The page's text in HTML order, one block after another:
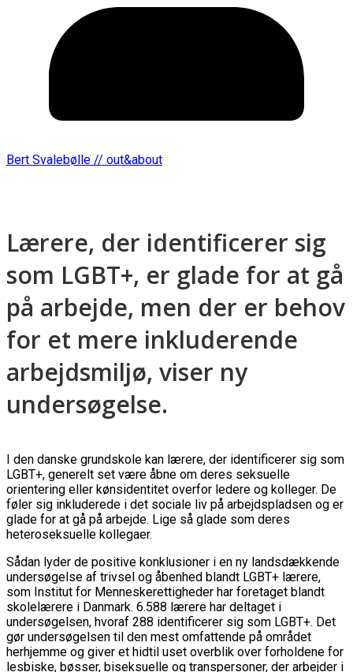
Bert Svalebølle // out&about
Lærere, der identificerer sig
som LGBT+, er glade for at gå
på arbejde, men der er behov
for et mere inkluderende
arbejdsmiljø, viser ny
undersøgelse.
I den danske grundskole kan lærere, der identificerer sig som
LGBT+, generelt set være åbne om deres seksuelle
orientering eller kønsidentitet overfor ledere og kolleger. De
føler sig inkluderede i det sociale liv på arbejdspladsen og er
glade for at gå på arbejde. Lige så glade som deres
heteroseksuelle kollegaer.
Sådan lyder de positive konklusioner i en ny landsdækkende
undersøgelse af trivsel og åbenhed blandt LGBT+ lærere,
som Institut for Menneskerettigheder har foretaget blandt
skolelærere i Danmark. 6.588 lærere har deltaget i
undersøgelsen, hvoraf 288 identificerer sig som LGBT+. Det
gør undersøgelsen til den mest omfattende på området
herhjemme og giver et hidtil uset overblik over forholdene for
lesbiske, bøsser, biseksuelle og transpersoner, der arbejder i